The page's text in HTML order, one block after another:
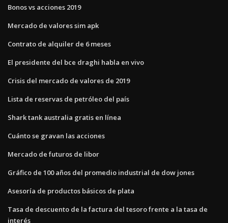
Bonos vs acciones 2019
Mercado de valores sim apk
Contrato de alquiler de 6 meses
El presidente del bce draghi habla en vivo
Crisis del mercado de valores de 2019
Lista de reservas de petróleo del país
Shark tank australia gratis en línea
Cuánto se gravan las acciones
Mercado de futuros de libor
Gráfico de 100 años del promedio industrial de dow jones
Asesoría de productos básicos de plata
Tasa de descuento de la factura del tesoro frente a la tasa de
interés